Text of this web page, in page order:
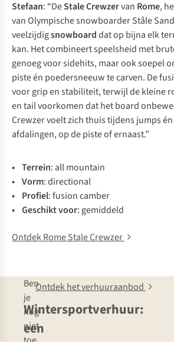
Stefaan: “DeStale Crewzervan Rome,
van Olympische snowboarder Ståle
veelzijdigsnowboarddat op bijna elk
kan. Het combineert speelsheid met
genoeg voorsidehits, maar ook soepel
piste én poedersneeuw tecarven. De
voor grip en stabiliteit, terwijl de kleine
entailvoorkomen dat het board
Crewzer voelt zich thuis tijdens jumps
afdalingen, op de piste of ernaast.”
• Terrein: allmountain
• Vorm: directional
• Profiel: fusion camber
• Geschiktvoor: gemiddeld
Ontdek Rome Stale Crewzer
Wintersportverhuur:
een
Ben
je
nog
niet
Ontdek het verhuuraanbod